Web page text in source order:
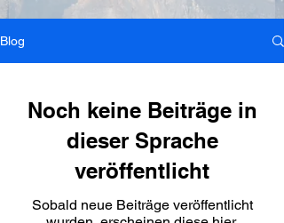
Blog
Noch keine Beiträge in
dieser Sprache
veröffentlicht
Sobald neue Beiträge veröffentlicht